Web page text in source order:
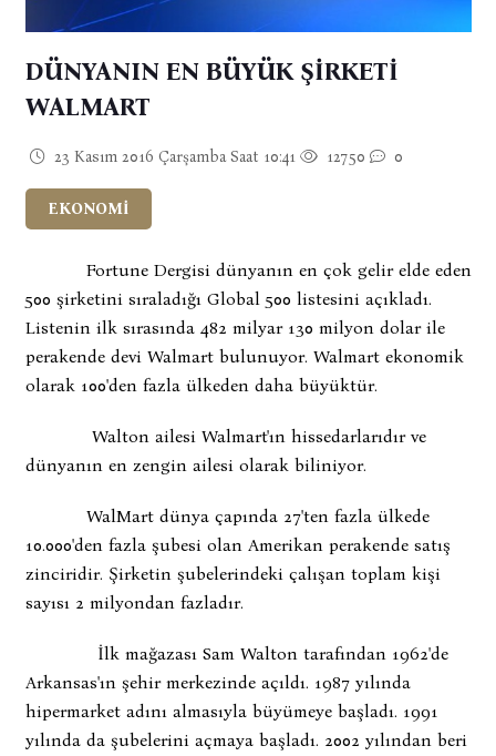
DÜNYANIN EN BÜYÜK ŞİRKETİ
WALMART
23 Kasım 2016 Çarşamba Saat 10:41 12750 0
EKONOMİ
Fortune Dergisi dünyanın en çok gelir elde eden
500 şirketini sıraladığı Global 500 listesini açıkladı.
Listenin ilk sırasında 482 milyar 130 milyon dolar ile
perakende devi Walmart bulunuyor. Walmart ekonomik
olarak 100'den fazla ülkeden daha büyüktür.
Walton ailesi Walmart'ın hissedarlarıdır ve
dünyanın en zengin ailesi olarak biliniyor.
WalMart dünya çapında 27'ten fazla ülkede
10.000'den fazla şubesi olan Amerikan perakende satış
zinciridir. Şirketin şubelerindeki çalışan toplam kişi
sayısı 2 milyondan fazladır.
İlk mağazası Sam Walton tarafından 1962'de
Arkansas'ın şehir merkezinde açıldı. 1987 yılında
hipermarket adını almasıyla büyümeye başladı. 1991
yılında da şubelerini açmaya başladı. 2002 yılından beri